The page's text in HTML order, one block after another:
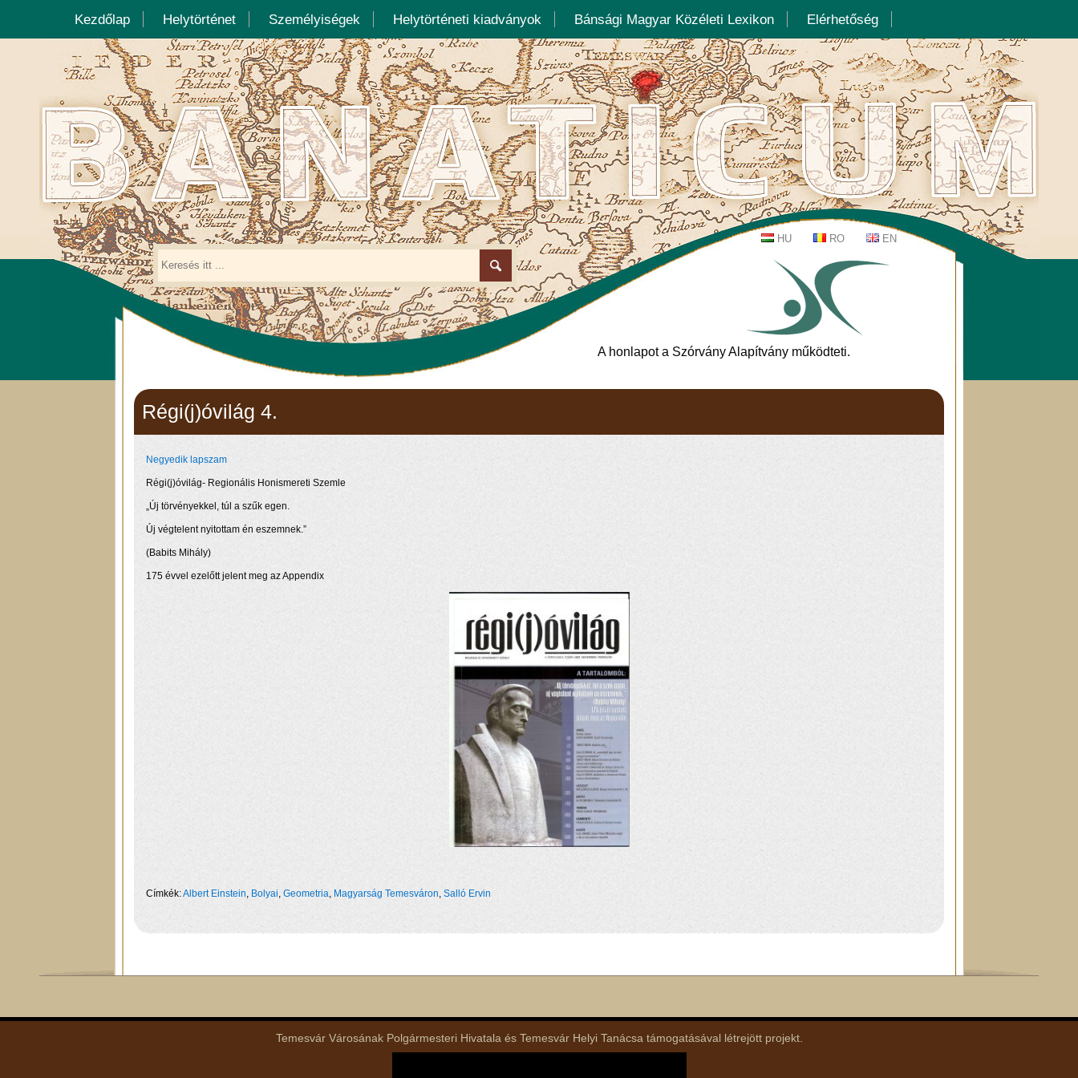
Kezdőlap Helytörténet Személyiségek Helytörténeti kiadványok Bánsági Magyar Közéleti Lexikon Elérhetőség
A honlapot a Szórvány Alapítvány működteti.
Régi(j)óvilág 4.
Negyedik lapszam
Régi(j)óvilág- Regionális Honismereti Szemle
„Új törvényekkel, túl a szűk egen.
Új végtelent nyitottam én eszemnek.”
(Babits Mihály)
175 évvel ezelőtt jelent meg az Appendix
Címkék:Albert Einstein, Bolyai, Geometria, Magyarság Temesváron, Salló Ervin
Temesvár Városának Polgármesteri Hivatala és Temesvár Helyi Tanácsa támogatásával létrejött projekt.